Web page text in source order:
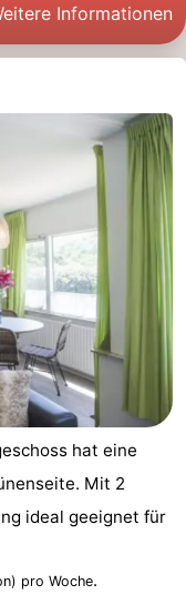
Informationen
hat eine
Mit 2
ideal geeignet für
pro Woche.